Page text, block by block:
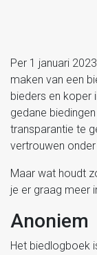
Per 1 januari
maken van een
bieders en koper
gedane
transparantie te
vertrouwen
Maar wat houdt
je er graag meer
Anoniem
Het biedlogboek